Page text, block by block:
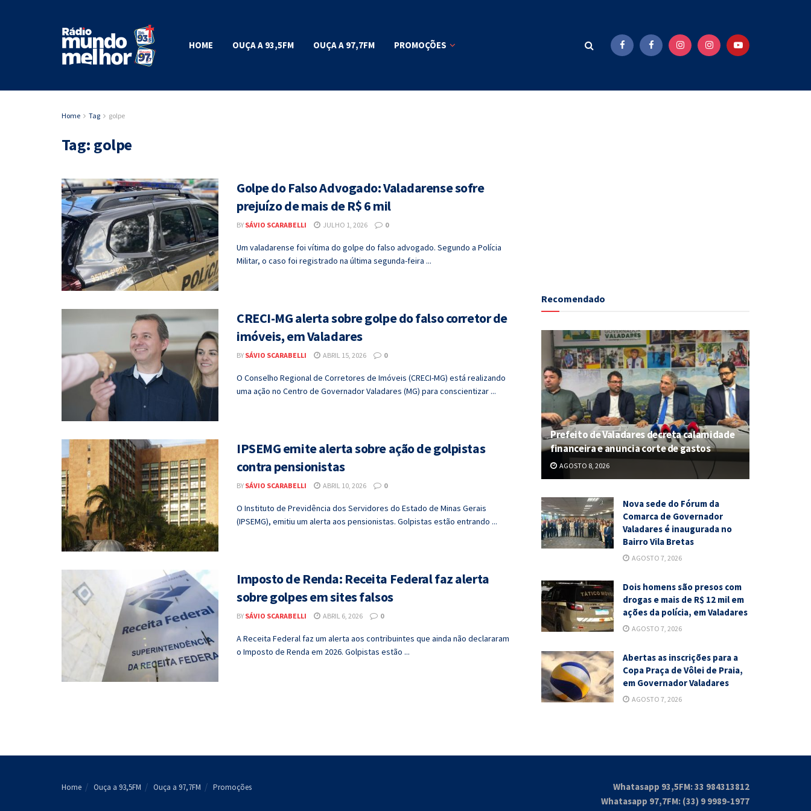
HOME OUÇA A 93,5FM OUÇA A 97,7FM PROMOÇÕES
Home Tag golpe
Tag: golpe
Golpe do Falso Advogado: Valadarense sofre
prejuízo de mais de R$ 6 mil
BY SÁVIO SCARABELLI JULHO 1, 2026 0
Um valadarense foi vítima do golpe do falso advogado. Segundo a Polícia
Militar, o caso foi registrado na última segunda-feira ...
CRECI-MG alerta sobre golpe do falso corretor de
imóveis, em Valadares
BY SÁVIO SCARABELLI ABRIL 15, 2026 0
O Conselho Regional de Corretores de Imóveis (CRECI-MG) está realizando
uma ação no Centro de Governador Valadares (MG) para conscientizar ...
IPSEMG emite alerta sobre ação de golpistas
contra pensionistas
BY SÁVIO SCARABELLI ABRIL 10, 2026 0
O Instituto de Previdência dos Servidores do Estado de Minas Gerais
(IPSEMG), emitiu um alerta aos pensionistas. Golpistas estão entrando ...
Imposto de Renda: Receita Federal faz alerta
sobre golpes em sites falsos
BY SÁVIO SCARABELLI ABRIL 6, 2026 0
A Receita Federal faz um alerta aos contribuintes que ainda não declararam
o Imposto de Renda em 2026. Golpistas estão ...
Recomendado
Prefeito de Valadares decreta calamidade
financeira e anuncia corte de gastos
AGOSTO 8, 2026
Nova sede do Fórum da
Comarca de Governador
Valadares é inaugurada no
Bairro Vila Bretas
AGOSTO 7, 2026
Dois homens são presos com
drogas e mais de R$ 12 mil em
ações da polícia, em Valadares
AGOSTO 7, 2026
Abertas as inscrições para a
Copa Praça de Vôlei de Praia,
em Governador Valadares
AGOSTO 7, 2026
Home Ouça a 93,5FM Ouça a 97,7FM Promoções
Whatasapp 93,5FM: 33 984313812
Whatasapp 97,7FM: (33) 9 9989-1977